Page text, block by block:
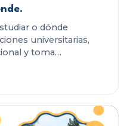
o dónde
universitarias,
y toma…